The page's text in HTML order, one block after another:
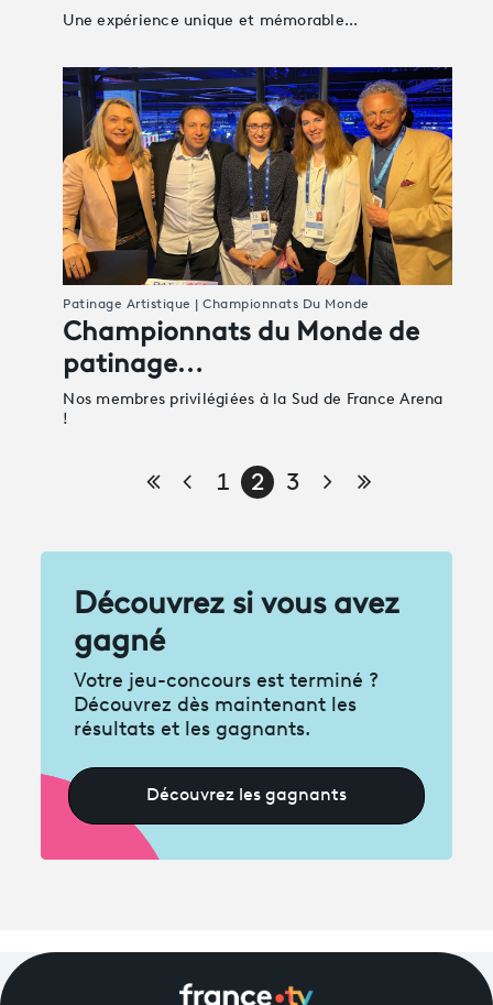
Une expérience unique et mémorable...
Patinage Artistique | Championnats Du Monde
Championnats du Monde de
patinage…
Nos membres privilégiées à la Sud de France Arena
!
Première page
Page précédente
1 2 3 Page suivante
Dernière
Découvrez si vous avez
gagné
Votre jeu-concours est terminé ?
Découvrez dès maintenant les
résultats et les gagnants.
Découvrez les gagnants